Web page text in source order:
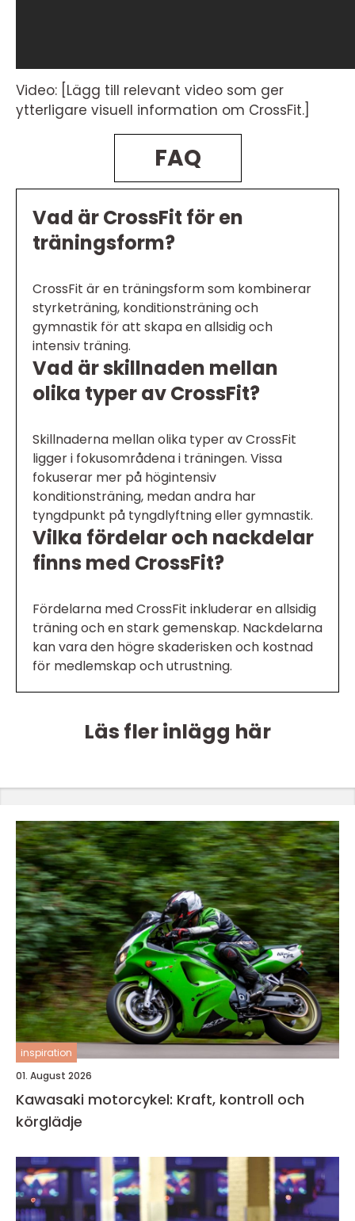
Video: [Lägg till relevant video som ger
ytterligare visuell information om CrossFit.]
FAQ
Vad är CrossFit för en
träningsform?
CrossFit är en träningsform som kombinerar
styrketräning, konditionsträning och
gymnastik för att skapa en allsidig och
intensiv träning.
Vad är skillnaden mellan
olika typer av CrossFit?
Skillnaderna mellan olika typer av CrossFit
ligger i fokusområdena i träningen. Vissa
fokuserar mer på högintensiv
konditionsträning, medan andra har
tyngdpunkt på tyngdlyftning eller gymnastik.
Vilka fördelar och nackdelar
finns med CrossFit?
Fördelarna med CrossFit inkluderar en allsidig
träning och en stark gemenskap. Nackdelarna
kan vara den högre skaderisken och kostnad
för medlemskap och utrustning.
Läs fler inlägg här
inspiration
01. August 2026
Kawasaki motorcykel: Kraft, kontroll och
körglädje